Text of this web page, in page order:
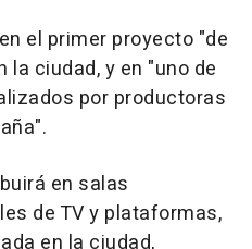
el primer proyecto "de
la ciudad, y en "uno de
por productoras
en salas
de TV y plataformas,